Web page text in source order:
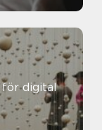
för digital